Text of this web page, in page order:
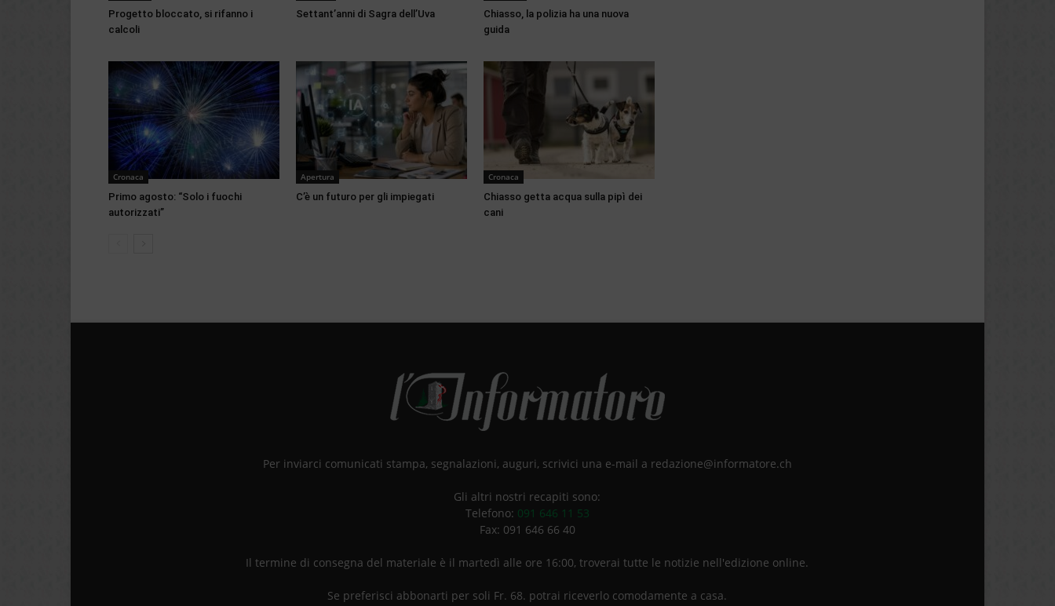
Progetto bloccato, si rifanno i
calcoli
Settant’anni di Sagra dell’Uva
Chiasso, la polizia ha una nuova
guida
Cronaca
Primo agosto: “Solo i fuochi
autorizzati”
Apertura
C’è un futuro per gli impiegati
Cronaca
Chiasso getta acqua sulla pipì dei
cani
Per inviarci comunicati stampa, segnalazioni, auguri, scrivici una e-mail a redazione@informatore.ch
Gli altri nostri recapiti sono:
Telefono: 091 646 11 53
Fax: 091 646 66 40
Il termine di consegna del materiale è il martedì alle ore 16:00, troverai tutte le notizie nell'edizione online.
Se preferisci abbonarti per soli Fr. 68. potrai riceverlo comodamente a casa.